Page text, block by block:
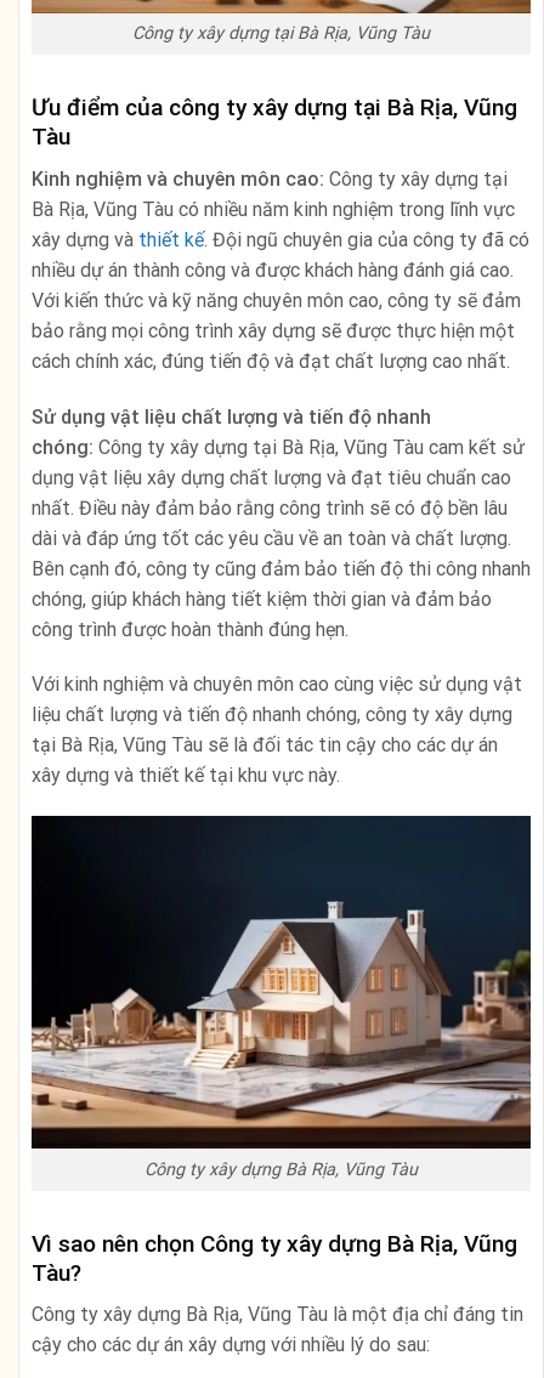
Công ty xây dựng tại Bà Rịa, Vũng Tàu
Ưu điểm của công ty xây dựng tại Bà Rịa, Vũng
Tàu
Kinh nghiệm và chuyên môn cao: Công ty xây dựng tại
Bà Rịa, Vũng Tàu có nhiều năm kinh nghiệm trong lĩnh vực
xây dựng và thiết kế. Đội ngũ chuyên gia của công ty đã có
nhiều dự án thành công và được khách hàng đánh giá cao.
Với kiến thức và kỹ năng chuyên môn cao, công ty sẽ đảm
bảo rằng mọi công trình xây dựng sẽ được thực hiện một
cách chính xác, đúng tiến độ và đạt chất lượng cao nhất.
Sử dụng vật liệu chất lượng và tiến độ nhanh
chóng: Công ty xây dựng tại Bà Rịa, Vũng Tàu cam kết sử
dụng vật liệu xây dựng chất lượng và đạt tiêu chuẩn cao
nhất. Điều này đảm bảo rằng công trình sẽ có độ bền lâu
dài và đáp ứng tốt các yêu cầu về an toàn và chất lượng.
Bên cạnh đó, công ty cũng đảm bảo tiến độ thi công nhanh
chóng, giúp khách hàng tiết kiệm thời gian và đảm bảo
công trình được hoàn thành đúng hẹn.
Với kinh nghiệm và chuyên môn cao cùng việc sử dụng vật
liệu chất lượng và tiến độ nhanh chóng, công ty xây dựng
tại Bà Rịa, Vũng Tàu sẽ là đối tác tin cậy cho các dự án
xây dựng và thiết kế tại khu vực này.
Công ty xây dựng Bà Rịa, Vũng Tàu
Vì sao nên chọn Công ty xây dựng Bà Rịa, Vũng
Tàu?
Công ty xây dựng Bà Rịa, Vũng Tàu là một địa chỉ đáng tin
cậy cho các dự án xây dựng với nhiều lý do sau: